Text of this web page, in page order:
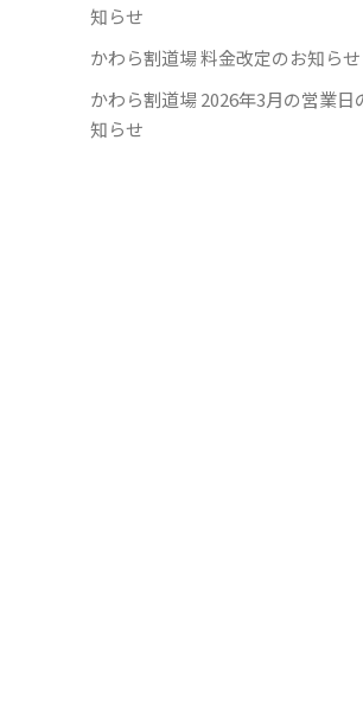
知らせ
かわら割道場 料金改定のお知らせ
かわら割道場 2026年3月の営業日
知らせ